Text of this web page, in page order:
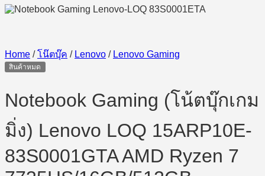
Home / โน๊ตบุ๊ค / Lenovo / Lenovo Gaming
สินค้าหมด
Notebook Gaming (โน้ตบุ๊กเกม
มิ่ง) Lenovo LOQ 15ARP10E-
83S0001GTA AMD Ryzen 7